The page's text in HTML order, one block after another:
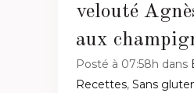
velouté
aux
Posté à 07:58h dans
Recettes, Sans